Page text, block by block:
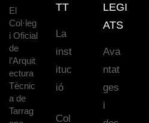
El
Col·leg
i Oficial
de
l’Arquit
ectura
Tècnic
a de
Tarrag
TT
La
inst
ituc
ió
Col
LEGI
ATS
Ava
ntat
ges
i